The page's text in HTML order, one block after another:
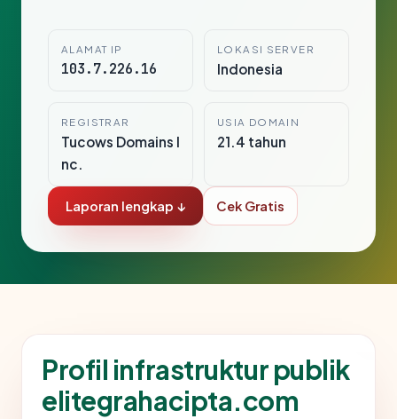
ALAMAT IP
103.7.226.16
LOKASI SERVER
Indonesia
REGISTRAR
Tucows Domains I
nc.
USIA DOMAIN
21.4 tahun
Laporan lengkap ↓ Cek Gratis
Profil infrastruktur publik
elitegrahacipta.com